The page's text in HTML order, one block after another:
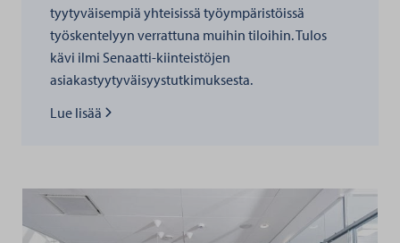
tyytyväisempiä yhteisissä työympäristöissä
työskentelyyn verrattuna muihin tiloihin. Tulos
kävi ilmi Senaatti-kiinteistöjen
asiakastyytyväisyystutkimuksesta.
Lue lisää kohteesta
Lue lisää
Sesam Kuopio yleiskuva tiedotteeseen